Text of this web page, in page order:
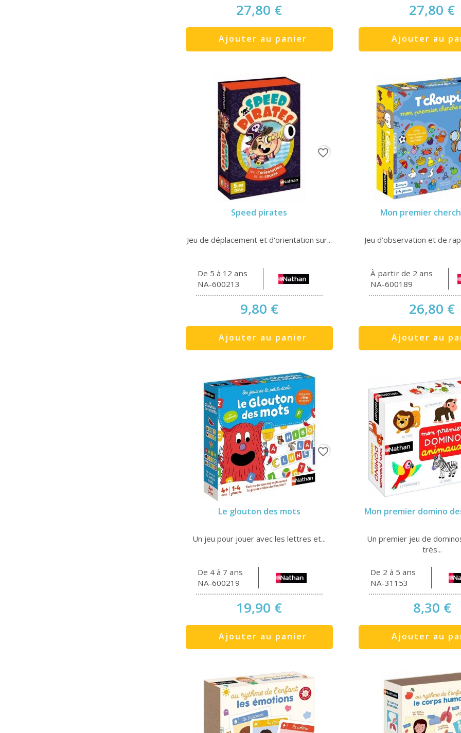
27,80 €
Ajouter au panier
27,80 €
Ajouter au
Speed pirates
Jeu de déplacement et d'orientation sur...
De 5 à 12 ans
NA-600213
9,80 €
Ajouter au panier
favorite_border
Mon premier
Jeu d’observation et de
À partir de 2 ans
NA-600189
26,80 €
Ajouter au
Le glouton des mots
Un jeu pour jouer avec les lettres et...
De 4 à 7 ans
NA-600219
19,90 €
Ajouter au panier
favorite_border
Mon premier domino
Un premier jeu de
très...
De 2 à 5 ans
NA-31153
8,30 €
Ajouter au